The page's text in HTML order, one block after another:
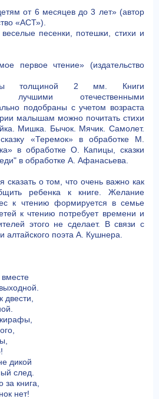
от 6 месяцев до 3 лет» (автор
«АСТ»).
песенки, потешки, стихи и
первое чтение» (издательство
толщиной 2 мм. Книги
лучшими отечественными
подобраны с учетом возраста
малышам можно почитать стихи
Мишка. Бычок. Мячик. Самолет.
«Теремок» в обработке М.
в обработке О. Капицы, сказки
в обработке А. Афанасьева.
сказать о том, что очень важно как
ребенка к книге. Желание
к чтению формируется в семье
к чтению потребует времени и
этого не сделает. В связи с
алтайского поэта А. Кушнера.
двести,
дикой
след.
книга,
нет!